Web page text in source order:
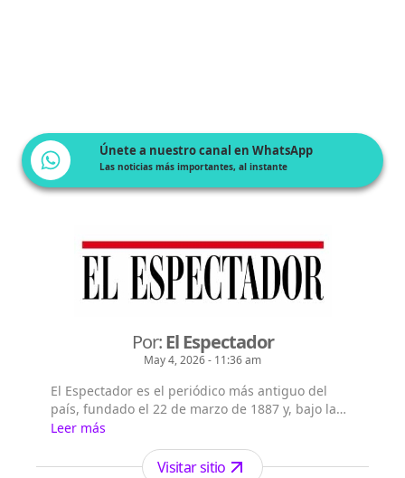
Únete a nuestro canal en WhatsApp
Las noticias más importantes, al instante
Por:El Espectador
May 4, 2026 - 11:36 am
El Espectador es el periódico más antiguo del
país, fundado el 22 de marzo de 1887 y, bajo la
dirección de Fidel Cano, es considerado uno de
los periódicos más serios y profesionales por su
independencia, credibilidad y objetividad.
Leer más
Visitar sitio